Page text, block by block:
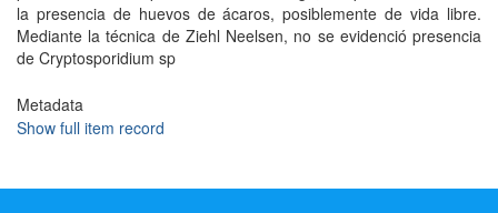
la presencia de huevos de ácaros, posiblemente de vida libre.
Mediante la técnica de Ziehl Neelsen, no se evidenció presencia
de Cryptosporidium sp
Metadata
Show full item record